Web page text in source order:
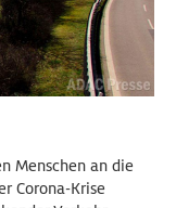
Menschen an die
Corona-Krise